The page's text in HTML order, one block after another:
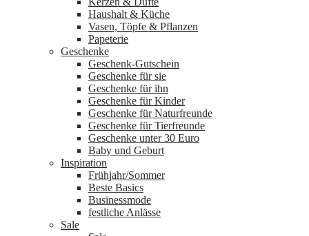
Haushalt & Küche
Vasen, Töpfe & Pflanzen
Papeterie
Geschenke
Geschenk-Gutschein
Geschenke für sie
Geschenke für ihn
Geschenke für Kinder
Geschenke für Naturfreunde
Geschenke für Tierfreunde
Geschenke unter 30 Euro
Baby und Geburt
Inspiration
Frühjahr/Sommer
Beste Basics
Businessmode
festliche Anlässe
Sale